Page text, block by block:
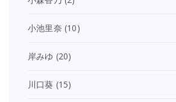
小池里奈 (10)
岸みゆ (20)
川口葵 (15)